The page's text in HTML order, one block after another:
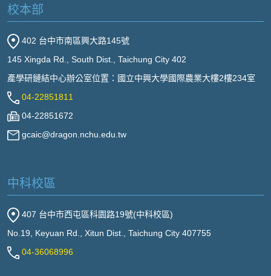
校本部
402 台中市南區興大路145號
145 Xingda Rd., South Dist., Taichung City 402
產學研鏈結中心辦公室位置：國立中興大學國際農業大樓2樓234室
04-22851811
04-22851672
gcaic@dragon.nchu.edu.tw
中科校區
407 台中市西屯區科園路19號(中科校區)
No.19, Keyuan Rd., Xitun Dist., Taichung City 407755
04-36068996